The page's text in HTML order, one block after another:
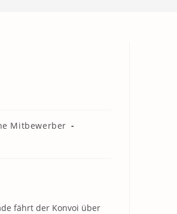
Mitbewerber
fährt der Konvoi über